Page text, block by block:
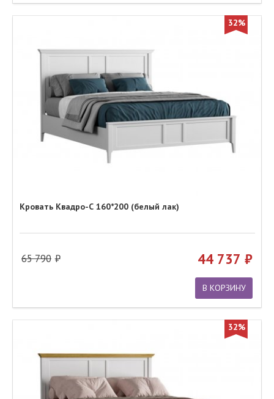
32%
Кровать Квадро-С 160*200 (белый лак)
65 790 44 737
В КОРЗИНУ
32%